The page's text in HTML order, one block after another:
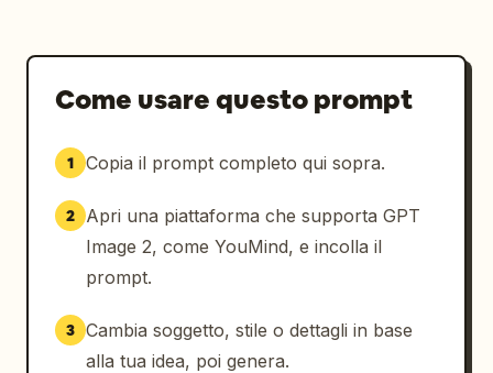
Come usare questo prompt
1 Copia il prompt completo qui sopra.
2
Apri una piattaforma che supporta GPT
Image 2, come YouMind, e incolla il
prompt.
3 Cambia soggetto, stile o dettagli in base
alla tua idea, poi genera.